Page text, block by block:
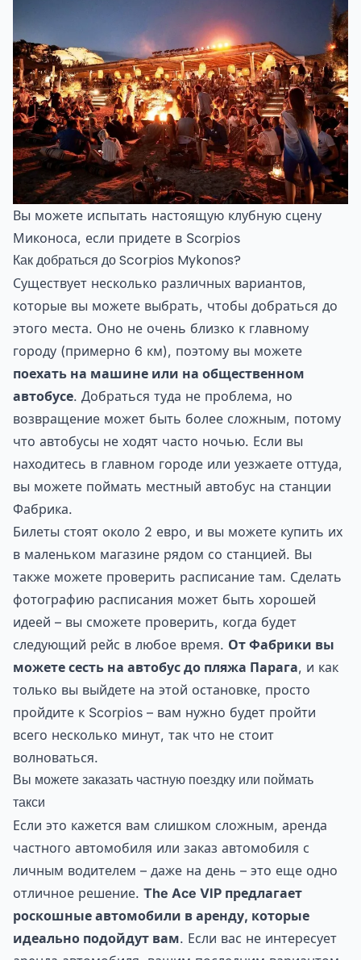
Вы можете испытать настоящую клубную сцену
Миконоса, если придете в Scorpios
Как добраться до Scorpios Mykonos?
Существует несколько различных вариантов,
которые вы можете выбрать, чтобы добраться до
этого места. Оно не очень близко к главному
городу (примерно 6 км), поэтому вы можете
поехать на машине или на общественном
автобусе. Добраться туда не проблема, но
возвращение может быть более сложным, потому
что автобусы не ходят часто ночью. Если вы
находитесь в главном городе или уезжаете оттуда,
вы можете поймать местный автобус на станции
Фабрика.
Билеты стоят около 2 евро, и вы можете купить их
в маленьком магазине рядом со станцией. Вы
также можете проверить расписание там. Сделать
фотографию расписания может быть хорошей
идеей – вы сможете проверить, когда будет
следующий рейс в любое время. От Фабрики вы
можете сесть на автобус до пляжа Парага, и как
только вы выйдете на этой остановке, просто
пройдите к Scorpios – вам нужно будет пройти
всего несколько минут, так что не стоит
волноваться.
Вы можете заказать частную поездку или поймать
такси
Если это кажется вам слишком сложным, аренда
частного автомобиля или заказ автомобиля с
личным водителем – даже на день – это еще одно
отличное решение. The Ace VIP предлагает
роскошные автомобили в аренду, которые
идеально подойдут вам. Если вас не интересует